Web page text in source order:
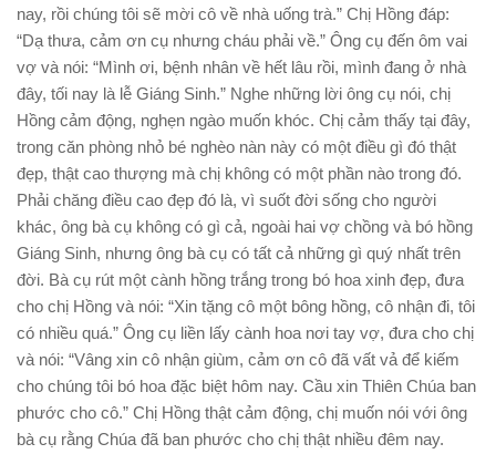
nay, rồi chúng tôi sẽ mời cô về nhà uống trà.” Chị Hồng đáp:
“Dạ thưa, cảm ơn cụ nhưng cháu phải về.” Ông cụ đến ôm vai
vợ và nói: “Mình ơi, bệnh nhân về hết lâu rồi, mình đang ở nhà
đây, tối nay là lễ Giáng Sinh.” Nghe những lời ông cụ nói, chị
Hồng cảm động, nghẹn ngào muốn khóc. Chị cảm thấy tại đây,
trong căn phòng nhỏ bé nghèo nàn này có một điều gì đó thật
đẹp, thật cao thượng mà chị không có một phần nào trong đó.
Phải chăng điều cao đẹp đó là, vì suốt đời sống cho người
khác, ông bà cụ không có gì cả, ngoài hai vợ chồng và bó hồng
Giáng Sinh, nhưng ông bà cụ có tất cả những gì quý nhất trên
đời. Bà cụ rút một cành hồng trắng trong bó hoa xinh đẹp, đưa
cho chị Hồng và nói: “Xin tặng cô một bông hồng, cô nhận đi, tôi
có nhiều quá.” Ông cụ liền lấy cành hoa nơi tay vợ, đưa cho chị
và nói: “Vâng xin cô nhận giùm, cảm ơn cô đã vất vả để kiếm
cho chúng tôi bó hoa đặc biệt hôm nay. Cầu xin Thiên Chúa ban
phước cho cô.” Chị Hồng thật cảm động, chị muốn nói với ông
bà cụ rằng Chúa đã ban phước cho chị thật nhiều đêm nay.